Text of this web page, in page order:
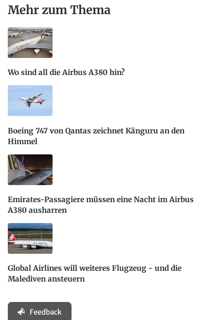
Mehr zum Thema
Wo sind all die Airbus A380 hin?
Boeing 747 von Qantas zeichnet Känguru an den
Himmel
Emirates-Passagiere müssen eine Nacht im Airbus
A380 ausharren
Global Airlines will weiteres Flugzeug - und die
Malediven ansteuern
Feedback